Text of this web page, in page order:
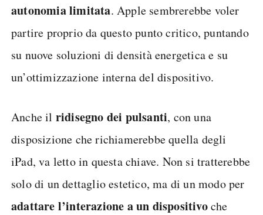
autonomia limitata. Apple sembrerebbe voler
partire proprio da questo punto critico, puntando
su nuove soluzioni di densità energetica e su
un’ottimizzazione interna del dispositivo.
Anche il ridisegno dei pulsanti, con una
disposizione che richiamerebbe quella degli
iPad, va letto in questa chiave. Non si tratterebbe
solo di un dettaglio estetico, ma di un modo per
adattare l’interazione a un dispositivoche